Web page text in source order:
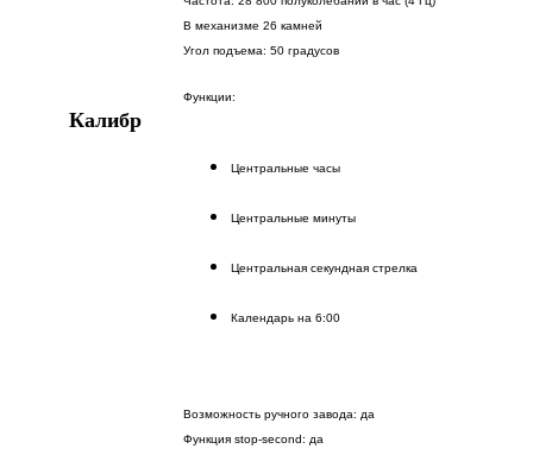
Калибр
В механизме 26 камней
Угол подъема: 50 градусов
Функции:
Центральные часы
Центральные минуты
Центральная секундная стрелка
Календарь на 6:00
Возможность ручного завода: да
Функция stop-second: да